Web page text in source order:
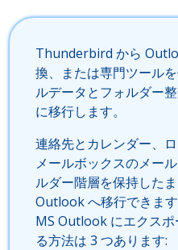
Thunderbird から
換、または専門ツール
ルデータとフォルダー
に移行します。
連絡先とカレンダー、
メールボックスのメー
ルダー階層を保持した
Outlook へ移行できま
MS Outlook にエクス
る方法は 3 つあります: